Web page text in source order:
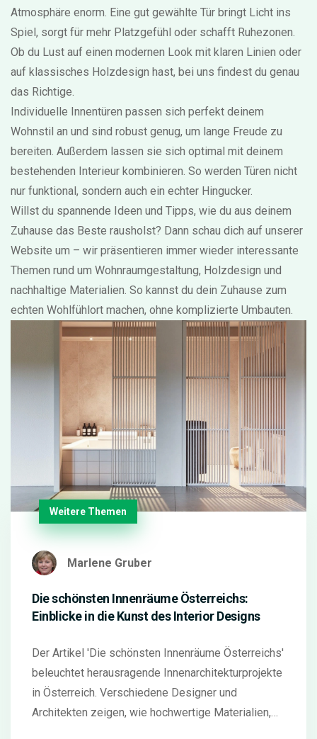
Atmosphäre enorm. Eine gut gewählte Tür bringt Licht ins
Spiel, sorgt für mehr Platzgefühl oder schafft Ruhezonen.
Ob du Lust auf einen modernen Look mit klaren Linien oder
auf klassisches Holzdesign hast, bei uns findest du genau
das Richtige.
Individuelle Innentüren passen sich perfekt deinem
Wohnstil an und sind robust genug, um lange Freude zu
bereiten. Außerdem lassen sie sich optimal mit deinem
bestehenden Interieur kombinieren. So werden Türen nicht
nur funktional, sondern auch ein echter Hingucker.
Willst du spannende Ideen und Tipps, wie du aus deinem
Zuhause das Beste rausholst? Dann schau dich auf unserer
Website um – wir präsentieren immer wieder interessante
Themen rund um Wohnraumgestaltung, Holzdesign und
nachhaltige Materialien. So kannst du dein Zuhause zum
echten Wohlfühlort machen, ohne komplizierte Umbauten.
Weitere Themen
Marlene Gruber
Die schönsten Innenräume Österreichs:
Einblicke in die Kunst des Interior Designs
Der Artikel 'Die schönsten Innenräume Österreichs'
beleuchtet herausragende Innenarchitekturprojekte
in Österreich. Verschiedene Designer und
Architekten zeigen, wie hochwertige Materialien,